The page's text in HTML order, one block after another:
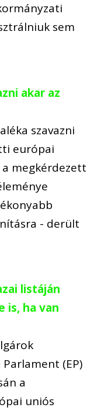
sem
akar az
szavazni
európai
megkérdezett
- derült
listáján
is, ha van
(EP)
a
uniós